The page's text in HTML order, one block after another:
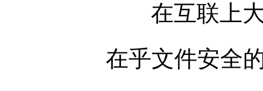
在互联上大
在乎文件安全